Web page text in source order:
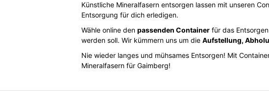
Künstliche Mineralfasern entsorgen lassen mit unseren
Entsorgung für dich erledigen.
Wähle online den passenden Containerfür das
werden soll. Wir kümmern uns um die Aufstellung,
Nie wieder langes und mühsames Entsorgen! Mit
Mineralfasern für Gaimberg!